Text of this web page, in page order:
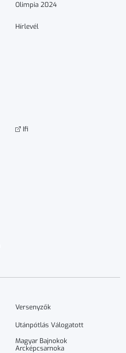
Olimpia 2024
Hírlevél
Ifi
Versenyzők
Utánpótlás Válogatott
Magyar Bajnokok
Arcképcsarnoka